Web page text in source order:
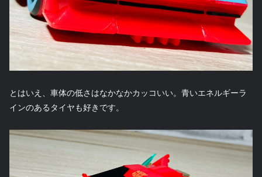
とはいえ、車体の低さはなかなかカッコいい。青いエネルギーラ
インのあるタイヤも好きです。